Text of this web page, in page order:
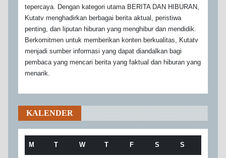
tepercaya. Dengan kategori utama BERITA DAN HIBURAN,
Kutatv menghadirkan berbagai berita aktual, peristiwa
penting, dan liputan hiburan yang menghibur dan mendidik.
Berkomitmen untuk memberikan konten berkualitas, Kutatv
menjadi sumber informasi yang dapat diandalkan bagi
pembaca yang mencari berita yang faktual dan hiburan yang
menarik.
KALENDER
M T W T F S S